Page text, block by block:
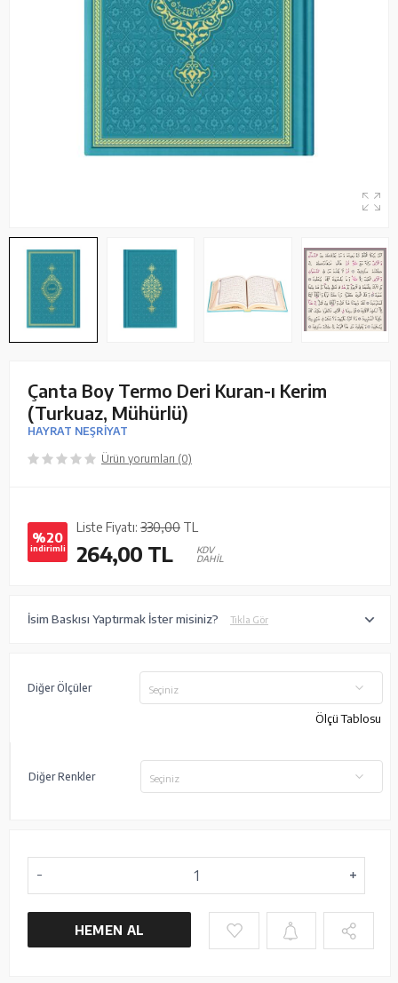
Çanta Boy Termo Deri Kuran-ı Kerim
(Turkuaz, Mühürlü)
HAYRAT NEŞRİYAT
Ürün yorumları (0)
%20
indirimli
Liste Fiyatı: 330,00 TL
264,00 TL
KDV
DAHİL
İsim Baskısı Yaptırmak İster misiniz? Tıkla Gör
Diğer Ölçüler Seçiniz
Ölçü Tablosu
Diğer Renkler Seçiniz
HEMEN AL